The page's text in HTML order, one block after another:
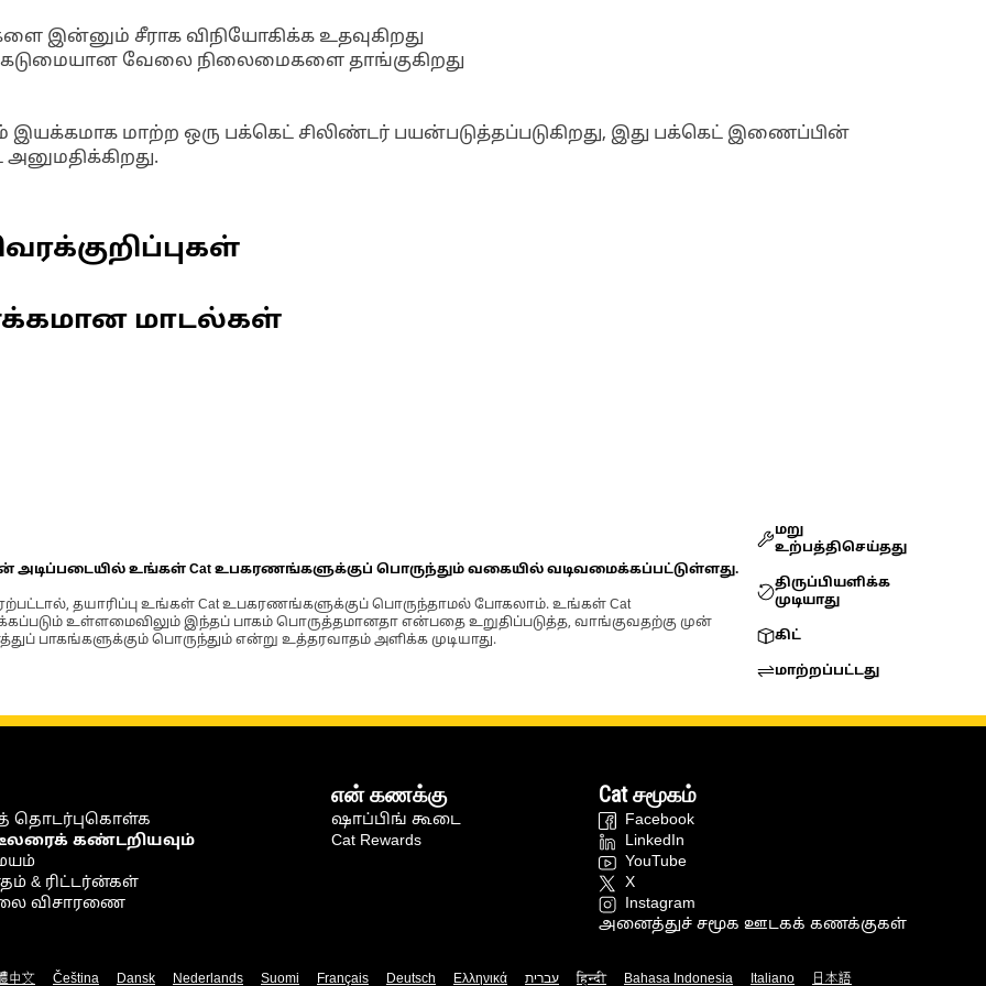
இன்னும் சீராக விநியோகிக்க உதவுகிறது
கடுமையான வேலை நிலைமைகளை தாங்குகிறது
மாற்ற ஒரு பக்கெட் சிலிண்டர் பயன்படுத்தப்படுகிறது, இது பக்கெட் இணைப்பின்
மாடல்கள்
அடிப்படையில் உங்கள் Cat உபகரணங்களுக்குப் பொருந்தும் வகையில் வடிவமைக்கப்பட்டுள்ளது.
தயாரிப்பு உங்கள் Cat உபகரணங்களுக்குப் பொருந்தாமல் போகலாம். உங்கள் Cat
உள்ளமைவிலும் இந்தப் பாகம் பொருத்தமானதா என்பதை உறுதிப்படுத்த, வாங்குவதற்கு முன்
பாகங்களுக்கும் பொருந்தும் என்று உத்தரவாதம் அளிக்க முடியாது.
மறு
உற்பத்திசெய்தது
திருப்பியளிக்க
முடியாது
கிட்
மாற்றப்பட்டது
தொடர்புகொள்க
கண்டறியவும்
& ரிட்டர்ன்கள்
விசாரணை
என் கணக்கு
ஷாப்பிங் கூடை
Cat Rewards
Cat சமூகம்
Facebook
LinkedIn
YouTube
X
Instagram
அனைத்துச் சமூக ஊடகக் கணக்குகள்
中文 Čeština Dansk Nederlands Suomi Français Deutsch Ελληνικά עברית हिन्दी Bahasa Indonesia Italiano 日本語